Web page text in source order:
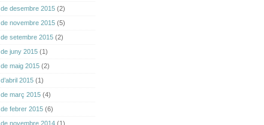
de desembre 2015 (2)
de novembre 2015 (5)
de setembre 2015 (2)
de juny 2015 (1)
de maig 2015 (2)
d’abril 2015 (1)
de març 2015 (4)
de febrer 2015 (6)
de novembre 2014 (1)